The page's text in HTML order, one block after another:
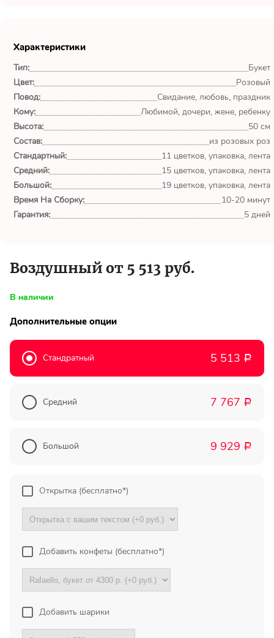
Тымовское,
world.ru, очень рада что
выбрала Вас. Букет
изумительный!
Ульяна
Тымовское,
вовремя. Не подвели. Цветы
свежие. Спасибо.
Тымовское,
Прекрасный букет отличная
Огромное спасибо за
компетентную помощь в
выборе букета. Спасибо
большое. Доставка пришла
вовремя. Остаюсь Вашим
клиентом!
Тамара
Гидроторф,
область
Характеристики
Тип:
Букет
Цвет:
Розовый
Повод:
Свидание, любовь, праздник
Кому:
Любимой, дочери, жене, ребенку
Высота:
50 см
Состав:
из розовых роз
Стандартный:
11 цветков, упаковка, лента
Средний:
15 цветков, упаковка, лента
Большой:
19 цветков, упаковка, лента
Время На Сборку:
10-20 минут
Гарантия:
5 дней
Воздушный от 5 513 руб.
В наличии
Дополнительные опции
Стандратный 5 513 Р
Средний 7 767 Р
Большой 9 929 Р
Открытка (бесплатно*)
Добавить конфеты (бесплатно*)
Добавить шарики